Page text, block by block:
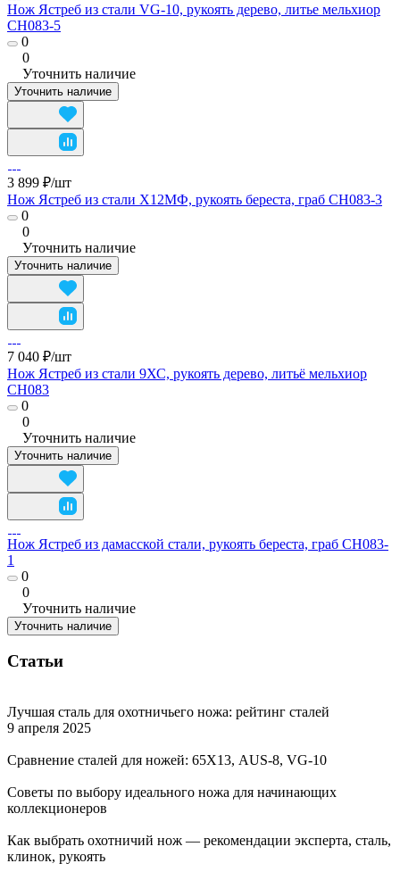
Нож Ястреб из стали VG-10, рукоять дерево, литье мельхиор
CH083-5
0
0
Уточнить наличие
Уточнить наличие
3 899 ₽/шт
Нож Ястреб из стали Х12МФ, рукоять береста, граб CH083-3
0
0
Уточнить наличие
Уточнить наличие
7 040 ₽/шт
Нож Ястреб из стали 9ХС, рукоять дерево, литьё мельхиор
CH083
0
0
Уточнить наличие
Уточнить наличие
Нож Ястреб из дамасской стали, рукоять береста, граб CH083-
1
0
0
Уточнить наличие
Уточнить наличие
Статьи
Лучшая сталь для охотничьего ножа: рейтинг сталей
9 апреля 2025
Сравнение сталей для ножей: 65Х13, AUS-8, VG-10
Советы по выбору идеального ножа для начинающих
коллекционеров
Как выбрать охотничий нож — рекомендации эксперта, сталь,
клинок, рукоять